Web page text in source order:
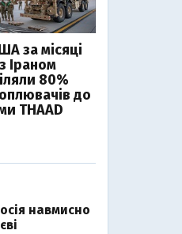
за місяці
Іраном
80%
до
THAAD
навмисно